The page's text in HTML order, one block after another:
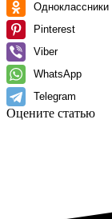
Одноклассники
Pinterest
Viber
WhatsApp
Telegram
Оцените статью